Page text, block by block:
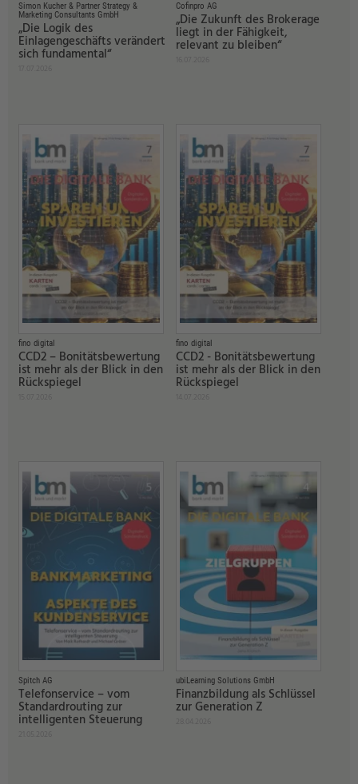
Simon Kucher & Partner Strategy &
Marketing Consultants GmbH
„Die Logik des
Einlagengeschäfts verändert
sich fundamental“
Cofinpro AG
„Die Zukunft des Brokerage
liegt in der Fähigkeit,
relevant zu bleiben“
fino digital
CCD2 – Bonitätsbewertung
ist mehr als der Blick in den
Rückspiegel
fino digital
CCD2 - Bonitätsbewertung
ist mehr als der Blick in den
Rückspiegel
Spitch AG
Telefonservice – vom
Standardrouting zur
intelligenten Steuerung
ubiLearning Solutions GmbH
Finanzbildung als Schlüssel
zur Generation Z